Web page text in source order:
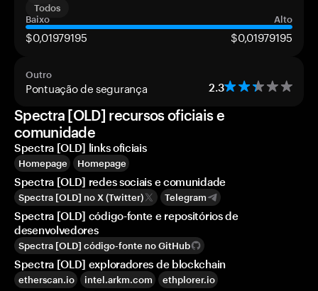
Todos
Baixo
Alto
$0,01979195 $0,01979195
Outro
Pontuação de segurança 2.3
Spectra [OLD] recursos oficiais e
comunidade
Spectra [OLD] links oficiais
Homepage Homepage
Spectra [OLD] redes sociais e comunidade
Spectra [OLD] no X (Twitter) Telegram
Spectra [OLD] código-fonte e repositórios de
desenvolvedores
Spectra [OLD] código-fonte no GitHub
Spectra [OLD] exploradores de blockchain
etherscan.io intel.arkm.com
ethplorer.io